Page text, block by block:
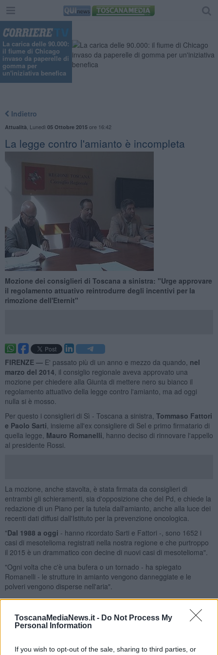
ToscanaMediaNews.it - Do Not Process My
Personal Information
If you wish to opt-out of the sale, sharing to third parties, or
La carica delle 90.000:
il fiume di Chicago
invaso da paperelle di
gomma per
un'iniziativa benefica
Indietro
Attualità Lunedì 05 Ottobre 2015ore 16:42
La legge contro l'amianto è incompleta
Mozione dei consiglieri di Toscana a sinistra: "Urge approvare
il regolamento attuativo reintrodurre degli incentivi per la
rimozione dell'Eternit"
FIRENZE — E' passato più di un anno e mezzo da quando, nel
marzo del 2014 , il consiglio regionale aveva approvato una
mozione per chiedere alla Giunta di mettere nero su bianco il
regolamento attuativo della legge contro l'amianto, ma ad oggi
nulla si è mosso.
Per questo i consiglieri di Sì - Toscana a sinistra, Tommaso Fattori
e Paolo Sarti , insieme all'ex consigliere di Sel e primo firmatario di
quella legge, Mauro Romanelli , hanno deciso di rinnovare l'appello
al presidente Rossi.
La mozione, anche stavolta, è stata firmata da consiglieri di
entrambi gli schieramenti, sia d'opposizione che del Pd, e chiede la
redazione di un Piano per la tutela dall'amianto, anche alla luce dei
recenti dati diffusi dall'Istituto per la prevenzione oncologica.
"Dal 1988 a oggi - hanno ricordato Sarti e Fattori -, sono 1652 i
casi di mesotelioma registrati nella nostra regione e che purtroppo
il 2015 è un drammatico con decine di nuovi casi di mesotelioma".
"Ogni volta che c'è una bufera o un tornado - ha spiegato
Romanelli - le strutture in amianto vengono danneggiate e le
polveri vengono disperse nell'aria".
“Non vorrei però che - ha aggiunto Romanelli -, in tempi di
ristrettezze, ci fosse anche un problema politico a trovare soldi.
Questo sarebbe grave:rimuovere l'amianto èun fatto di salute
pubblica, oltre cheuna vera, utile, grande opera
competenze, a vantaggio del cittadino”.